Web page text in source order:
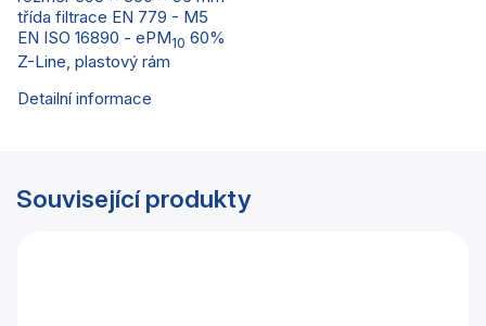
třída filtrace EN 779 - M5
EN ISO 16890 - ePM10 60%
Z-Line, plastový rám
Detailní informace
Související produkty